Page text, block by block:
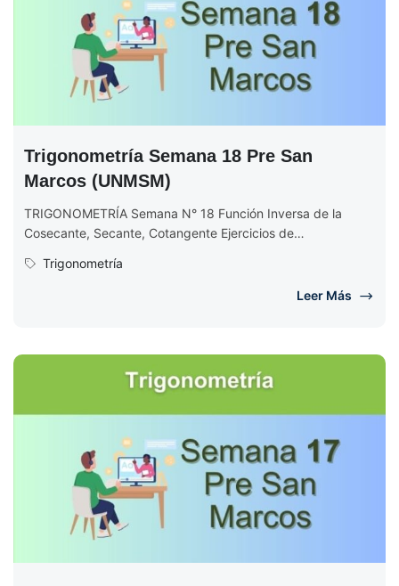
Trigonometría Semana 18 Pre San
Marcos (UNMSM)
TRIGONOMETRÍA Semana N° 18 Función Inversa de la
Cosecante, Secante, Cotangente Ejercicios de
Semana...
Trigonometría
Leer Más